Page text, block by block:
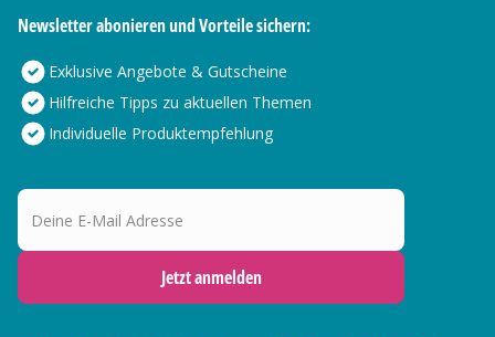
Newsletter abonieren und Vorteile sichern:
Exklusive Angebote & Gutscheine
Hilfreiche Tipps zu aktuellen Themen
Individuelle Produktempfehlung
Deine E-Mail Adresse
Jetzt anmelden